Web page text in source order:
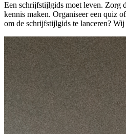
Een schrijfstijlgids moet leven. Zorg
kennis maken. Organiseer een quiz
om de schrijfstijlgids te lanceren? Wij